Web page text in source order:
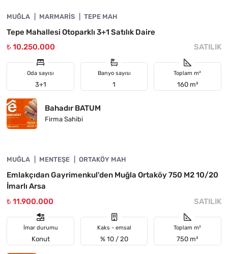
ÖNE ÇIKAN
MUĞLA MARMARIS TEPE MAH
Tepe Mahallesi Otoparklı 3+1 Satılık Daire
₺ 10.250.000
SATILIK
Oda sayısı
3+1
Banyo sayısı
1
Toplam m²
160 m²
Bahadır BATUM
Firma Sahibi
YATIRIMA UYGUN
MUĞLA MENTEŞE ORTAKÖY MAH
Emlakçıdan Gayrimenkul'den Muğla Ortaköy 750 M2 10/20
İmarlı Arsa
₺ 11.900.000
SATILIK
İmar durumu
Konut
Kaks - emsal
% 10 / 20
Toplam m²
750 m²